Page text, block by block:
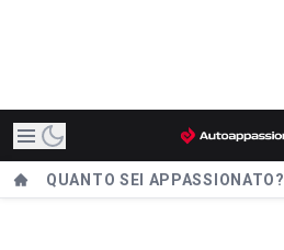
QUANTO SEI APPASSIONATO?